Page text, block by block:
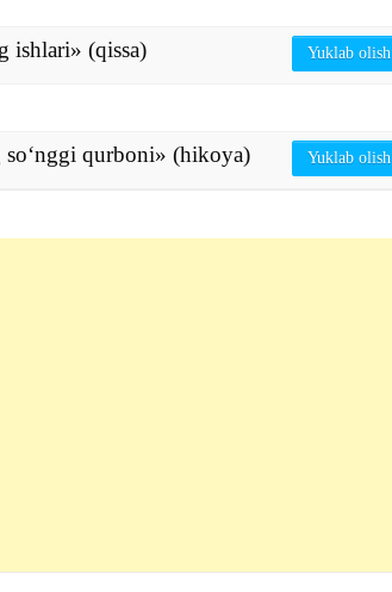
(qissa) Yuklab olish
qurboni» (hikoya) Yuklab olish